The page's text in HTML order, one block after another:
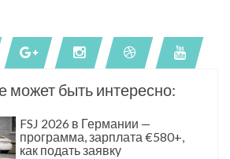
может быть интересно:
FSJ 2026 в Германии —
программа, зарплата €580+,
как подать заявку